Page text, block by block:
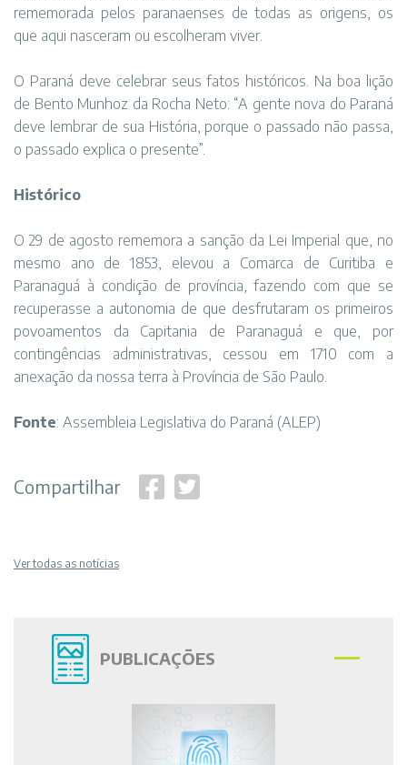
rememorada pelos paranaenses de todas as origens, os
que aqui nasceram ou escolheram viver.
O Paraná deve celebrar seus fatos históricos. Na boa lição
de Bento Munhoz da Rocha Neto: “A gente nova do Paraná
deve lembrar de sua História, porque o passado não passa,
o passado explica o presente”.
Histórico
O 29 de agosto rememora a sanção da Lei Imperial que, no
mesmo ano de 1853, elevou a Comarca de Curitiba e
Paranaguá à condição de província, fazendo com que se
recuperasse a autonomia de que desfrutaram os primeiros
povoamentos da Capitania de Paranaguá e que, por
contingências administrativas, cessou em 1710 com a
anexação da nossa terra à Província de São Paulo.
Fonte: Assembleia Legislativa do Paraná (ALEP)
Compartilhar
Ver todas as notícias
PUBLICAÇÕES